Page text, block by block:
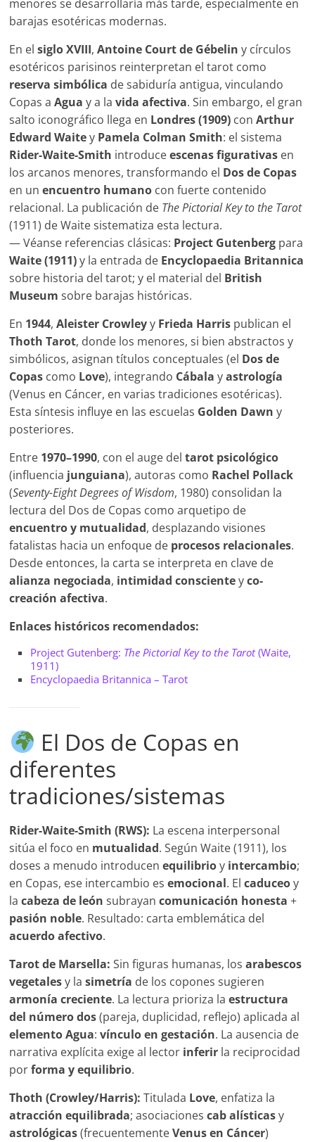
menores se desarrollaría más tarde, especialmente en
barajas esotéricas modernas.
En elsiglo XVIII,Antoine Court de Gébelin y círculos
esotéricos parisinos reinterpretan el tarot como
reserva simbólica de sabiduría antigua, vinculando
Copas aAgua y a lavida afectiva. Sin embargo, el gran
salto iconográfico llega en Londres (1909) conArthur
Edward Waitey Pamela Colman Smith: el sistema
Rider-Waite-Smith introduceescenas figurativas en
los arcanos menores, transformando el Dos de Copas
en unencuentro humano con fuerte contenido
relacional. La publicación de The Pictorial Key to the Tarot
(1911) de Waite sistematiza esta lectura.
— Véanse referencias clásicas: Project Gutenberg para
Waite (1911)y la entrada de Encyclopaedia Britannica
sobre historia del tarot; y el material del British
Museum sobre barajas históricas.
En 1944,Aleister Crowleyy Frieda Harris publican el
Thoth Tarot, donde los menores, si bien abstractos y
simbólicos, asignan títulos conceptuales (el Dos de
Copas como Love), integrando Cábala yastrología
(Venus en Cáncer, en varias tradiciones esotéricas).
Esta síntesis influye en las escuelas Golden Dawn y
posteriores.
Entre 1970–1990, con el auge deltarot psicológico
(influencia junguiana), autoras como Rachel Pollack
(Seventy-Eight Degrees of Wisdom, 1980) consolidan la
lectura del Dos de Copas como arquetipo de
encuentro y mutualidad, desplazando visiones
fatalistas hacia un enfoque de procesos relacionales.
Desde entonces, la carta se interpreta en clave de
alianza negociada, intimidad conscienteyco-
creación afectiva.
Enlaces históricos recomendados:
Project Gutenberg: The Pictorial Key to the Tarot(Waite,
1911)
Encyclopaedia Britannica – Tarot
El Dos de Copas en
diferentes
tradiciones/sistemas
Rider-Waite-Smith (RWS): La escena interpersonal
sitúa el foco en mutualidad. Según Waite (1911), los
doses a menudo introducenequilibrioy intercambio;
en Copas, ese intercambio esemocional. Elcaduceoy
lacabeza de león subrayancomunicación honesta +
pasión noble. Resultado: carta emblemática del
acuerdo afectivo.
Tarot de Marsella: Sin figuras humanas, losarabescos
vegetalesy lasimetría de los copones sugieren
armonía creciente. La lectura prioriza laestructura
del número dos(pareja, duplicidad, reflejo) aplicada al
elemento Agua:vínculo en gestación. La ausencia de
narrativa explícita exige al lector inferir la reciprocidad
porforma y equilibrio.
Thoth (Crowley/Harris): Titulada Love, enfatiza la
atracción equilibrada; asociacionescab alísticasy
astrológicas(frecuentementeVenus en Cáncer)